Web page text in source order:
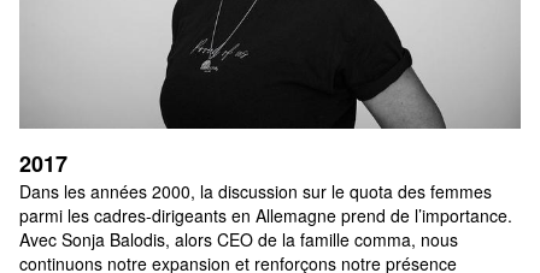
2017
Dans les années 2000, la discussion sur le quota des femmes
parmi les cadres-dirigeants en Allemagne prend de l’importance.
Avec Sonja Balodis, alors CEO de la famille comma, nous
continuons notre expansion et renforçons notre présence